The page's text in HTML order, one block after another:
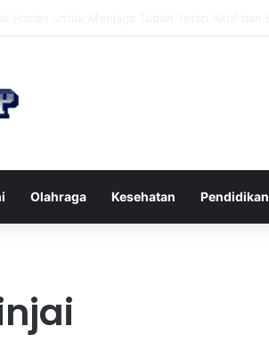
Olahraga Kesehatan Pendidikan